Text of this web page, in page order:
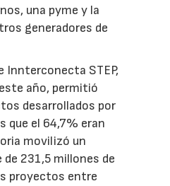
una pyme y la
generadores de
Innterconecta STEP,
año, permitió
desarrollados por
que el 64,7% eran
movilizó un
231,5 millones de
proyectos entre